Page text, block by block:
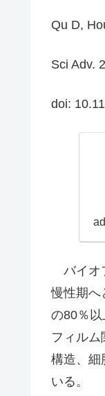
Qu D,
Sci Adv.
doi:
バイオ
慢性期へ
の80％
フィル
構造、細
いる。